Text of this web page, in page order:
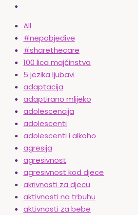
All
#nepobjedive
#sharethecare
100 lica majčinstva
5 jezika ljubavi
adaptacija
adaptirano mlijeko
adolescencija
adolescenti
adolescenti i alkoho
agresija
agresivnost
agresivnost kod djece
akrivnosti za djecu
aktivnosti na trbuhu
aktivnosti za bebe